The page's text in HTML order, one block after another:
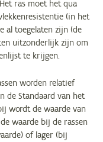
ras moet het qua
(in het
al toegelaten zijn (de
uitzonderlijk zijn om
te krijgen.
worden relatief
de Standaard van het
wordt de waarde van
waarde bij de rassen
of lager (bij